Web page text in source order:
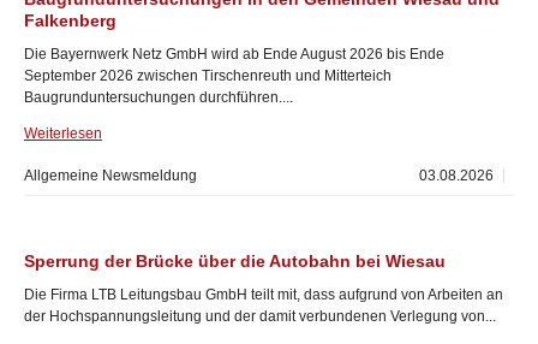
Falkenberg
Die Bayernwerk Netz GmbH wird ab Ende August 2026 bis Ende
September 2026 zwischen Tirschenreuth und Mitterteich
Baugrunduntersuchungen durchführen....
Weiterlesen
03.08.2026
Allgemeine Newsmeldung
Sperrung der Brücke über die Autobahn bei Wiesau
Die Firma LTB Leitungsbau GmbH teilt mit, dass aufgrund von Arbeiten an
der Hochspannungsleitung und der damit verbundenen Verlegung von...